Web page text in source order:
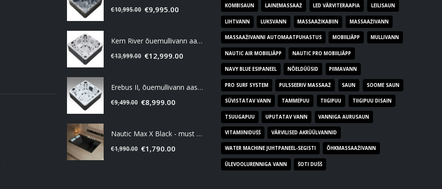
€10,995.00 €9,995.00
Kern River õuemullivann aastaringseks kasutamiseks
€13,999.00 €12,999.00
Erebus II, õuemullivann aastaringseks kasutamiseks
€9,499.00 €8,999.00
Nautic Max X Black - must süvistatav vann
€1,990.00 €1,790.00
KOMBISAUN LAINEMASSAAŽ LED VÄRVITERAAPIA LEILISAUN
LIHTVANN LUKSVANN MASSAAŽIKABIIN MASSAAŽIVANN
MASSAAŽIVANNI AUTOMAATPUHASTUS MOBIILIÄPP MULLIVANN
NAUTIC AIR MOBIILIÄPP NAUTIC PRO MOBIILIÄPP
NAVY BLUE ESIPANEEL NÕELDÜÜSID PIIMAVANN
PRO SURF SYSTEM PULSSEERIV MASSAAŽ SAUN SOOME SAUN
SÜVISTATAV VANN TAMMEPUU TIIGIPUU TIIGIPUU DISAIN
TSUUGAPUU UPUTATAV VANN VANNIGA AURUSAUN
VITAMIINIDUŠŠ VÄRVILISED AKRÜÜLVANNID
WATER MACHINE JUHTPANEEL-SEGISTI ÕHKMASSAAŽIVANN
ÜLEVOOLURENNIGA VANN ŠOTI DUŠŠ